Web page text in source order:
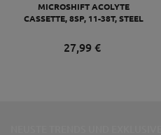
MICROSHIFT ACOLYTE
CASSETTE, 8SP, 11-38T, STEEL
27,99 €